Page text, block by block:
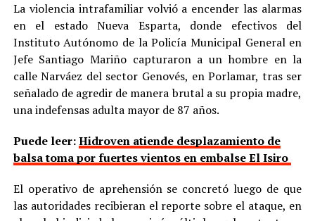
La violencia intrafamiliar volvió a encender las alarmas
en el estado Nueva Esparta, donde efectivos del
Instituto Autónomo de la Policía Municipal General en
Jefe Santiago Mariño capturaron a un hombre en la
calle Narváez del sector Genovés, en Porlamar, tras ser
señalado de agredir de manera brutal a su propia madre,
una indefensas adulta mayor de 87 años.
Puede leer:Hidroven atiende desplazamiento de
balsa toma por fuertes vientos en embalse El Isiro
El operativo de aprehensión se concretó luego de que
las autoridades recibieran el reporte sobre el ataque, en